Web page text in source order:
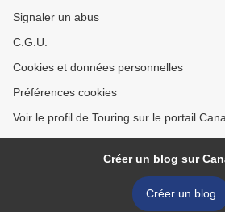
Signaler un abus
C.G.U.
Cookies et données personnelles
Préférences cookies
Voir le profil de Touring sur le portail
Créer un blog sur
Créer un blog